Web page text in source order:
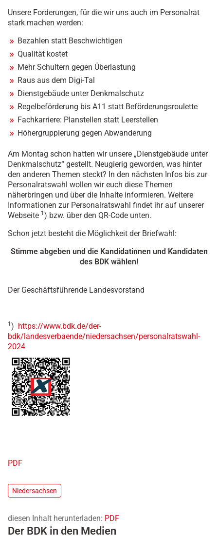
Unsere Forderungen, für die wir uns auch im Personalrat
stark machen werden:
Bezahlen statt Beschwichtigen
Qualität kostet
Mehr Schultern gegen Überlastung
Raus aus dem Digi-Tal
Dienstgebäude unter Denkmalschutz
Regelbeförderung bis A11 statt Beförderungsroulette
Fachkarriere: Planstellen statt Leerstellen
Höhergruppierung gegen Abwanderung
Am Montag schon hatten wir unsere „Dienstgebäude unter
Denkmalschutz“ gestellt. Neugierig geworden, was hinter
den anderen Themen steckt? In den nächsten Infos bis zur
Personalratswahl wollen wir euch diese Themen
näherbringen und über die Inhalte informieren. Weitere
Informationen zur Personalratswahl findet ihr auf unserer
Webseite 1 ) bzw. über den QR-Code unten.
Schon jetzt besteht die Möglichkeit der Briefwahl:
Stimme abgeben und die Kandidatinnen und Kandidaten
des BDK wählen!
Der Geschäftsführende Landesvorstand
1 ) https://www.bdk.de/der-
bdk/landesverbaende/niedersachsen/personalratswahl-
2024
PDF
Niedersachsen
diesen Inhalt herunterladen: PDF
Der BDK in den Medien